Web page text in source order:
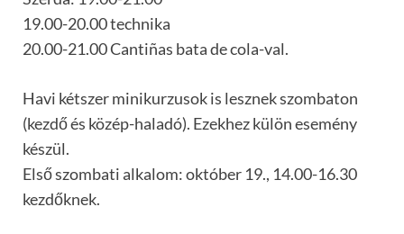
19.00-20.00 technika
20.00-21.00 Cantiñas bata de cola-val.
Havi kétszer minikurzusok is lesznek szombaton
(kezdő és közép-haladó). Ezekhez külön esemény
készül.
Első szombati alkalom: október 19., 14.00-16.30
kezdőknek.